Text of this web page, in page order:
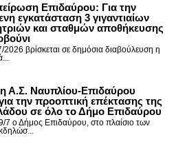
Επιδαύρου: Για την
εγκατάσταση 3 γιγαντιαίων
και σταθμών αποθήκευσης
2026 βρίσκεται σε δημόσια διαβούλευση η
Α.Σ. Ναυπλίου-Επιδαύρου
την προοπτική επέκτασης της
σε όλο το Δήμο Επιδαύρου
7 ο Δήμος Επιδαύρου, στο πλαίσιο των